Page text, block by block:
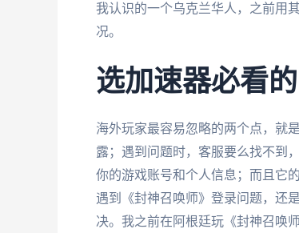
我认识的一个乌克兰华人，之前用
况。
选加速器必看
海外玩家最容易忽略的两个点，就
露；遇到问题时，客服要么找不到
你的游戏账号和个人信息；而且它
遇到《封神召唤师》登录问题，还
决。我之前在阿根廷玩《封神召唤